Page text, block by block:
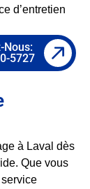
d’entretien
Nous:
5727
à Laval dès
Que vous
service